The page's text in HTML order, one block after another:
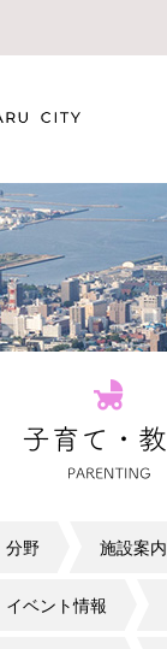
分野 施設案内
イベント情報